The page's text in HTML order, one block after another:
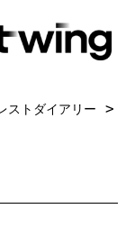
ストダイアリー